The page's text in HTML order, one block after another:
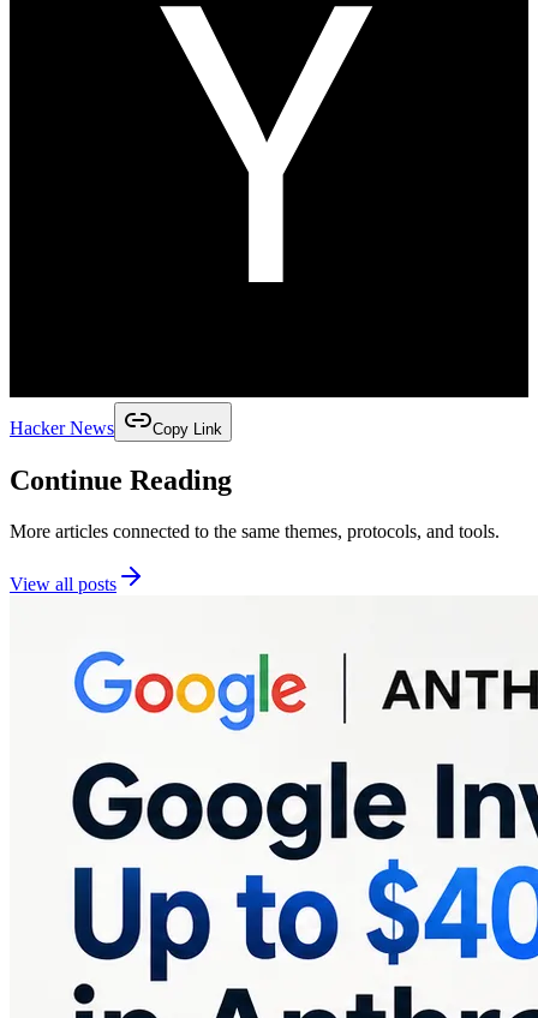
Hacker News Copy Link
Continue Reading
More articles connected to the same themes, protocols, and tools.
View all posts